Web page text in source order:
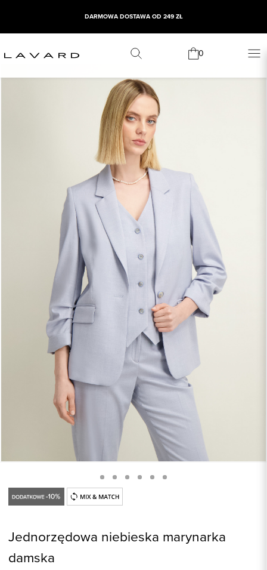
DARMOWA DOSTAWA OD 249 ZŁ
0
Jednorzędowa niebieska marynarka
damska